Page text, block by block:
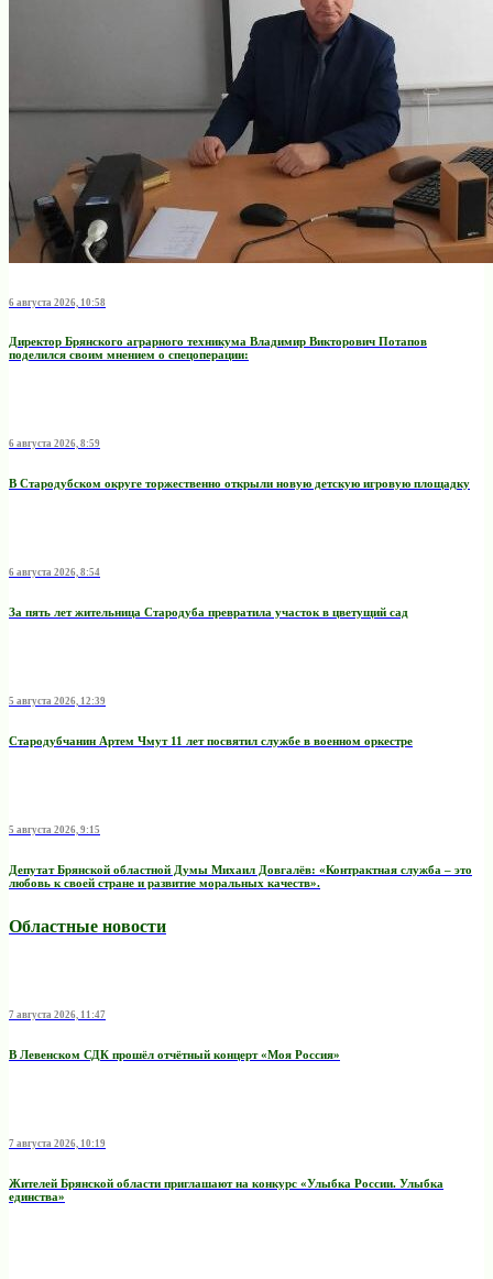
6 августа 2026, 10:58
Директор Брянского аграрного техникума Владимир Викторович Потапов
поделился своим мнением о спецоперации:
6 августа 2026, 8:59
В Стародубском округе торжественно открыли новую детскую игровую площадку
6 августа 2026, 8:54
За пять лет жительница Стародуба превратила участок в цветущий сад
5 августа 2026, 12:39
Стародубчанин Артем Чмут 11 лет посвятил службе в военном оркестре
5 августа 2026, 9:15
Депутат Брянской областной Думы Михаил Довгалёв: «Контрактная служба – это
любовь к своей стране и развитие моральных качеств».
Областные новости
7 августа 2026, 11:47
В Левенском СДК прошёл отчётный концерт «Моя Россия»
7 августа 2026, 10:19
Жителей Брянской области приглашают на конкурс «Улыбка России. Улыбка
единства»